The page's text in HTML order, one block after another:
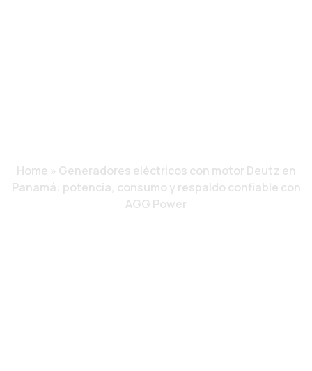
Home » Generadores eléctricos con motor Deutz en
Panamá: potencia, consumo y respaldo confiable con
AGG Power